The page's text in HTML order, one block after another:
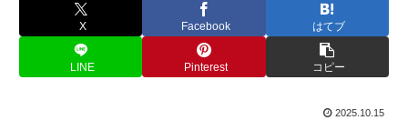
X Facebook はてブ
LINE Pinterest コピー
2025.10.15